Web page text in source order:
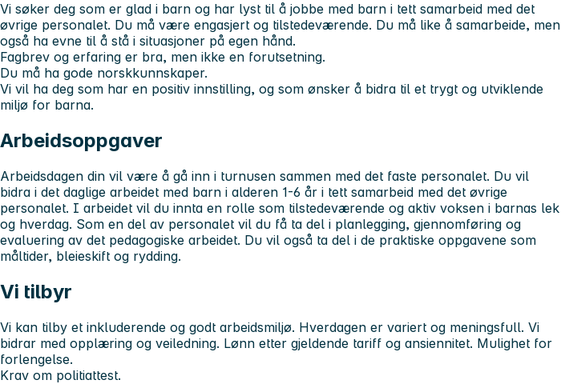
Vi søker deg som er glad i barn og har lyst til å jobbe med barn i tett samarbeid med det
øvrige personalet. Du må være engasjert og tilstedeværende. Du må like å samarbeide, men
også ha evne til å stå i situasjoner på egen hånd.
Fagbrev og erfaring er bra, men ikke en forutsetning.
Du må ha gode norskkunnskaper.
Vi vil ha deg som har en positiv innstilling, og som ønsker å bidra til et trygt og utviklende
miljø for barna.
Arbeidsoppgaver
Arbeidsdagen din vil være å gå inn i turnusen sammen med det faste personalet. Du vil
bidra i det daglige arbeidet med barn i alderen 1-6 år i tett samarbeid med det øvrige
personalet. I arbeidet vil du innta en rolle som tilstedeværende og aktiv voksen i barnas lek
og hverdag. Som en del av personalet vil du få ta del i planlegging, gjennomføring og
evaluering av det pedagogiske arbeidet. Du vil også ta del i de praktiske oppgavene som
måltider, bleieskift og rydding.
Vi tilbyr
Vi kan tilby et inkluderende og godt arbeidsmiljø. Hverdagen er variert og meningsfull. Vi
bidrar med opplæring og veiledning. Lønn etter gjeldende tariff og ansiennitet. Mulighet for
forlengelse.
Krav om politiattest.